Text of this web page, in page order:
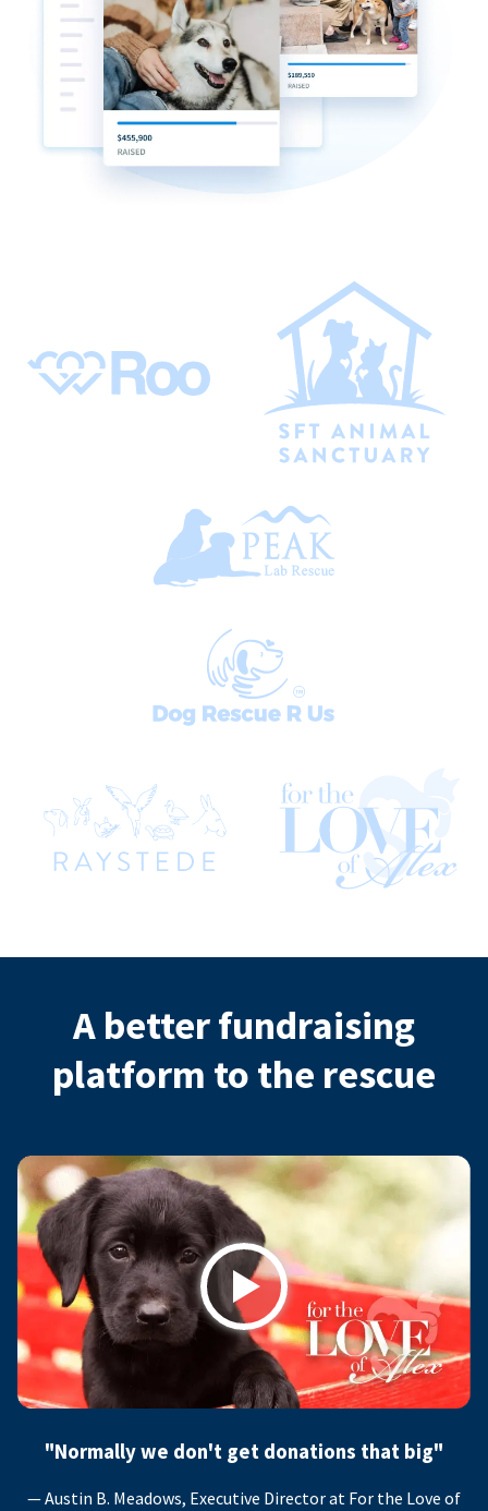
A better fundraising
platform to the rescue
Play
"Normally we don't get donations that big"
— Austin B. Meadows, Executive Director at For the Love of